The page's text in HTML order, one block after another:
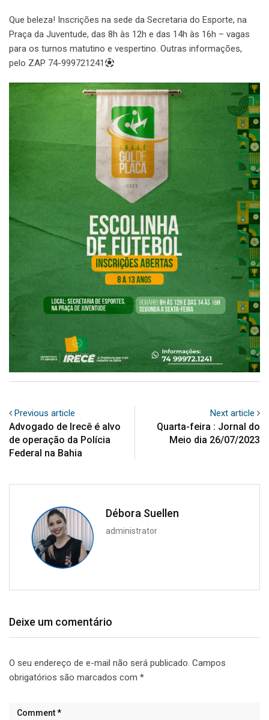
Que beleza! Inscrições na sede da Secretaria do Esporte, na
Praça da Juventude, das 8h às 12h e das 14h às 16h – vagas
para os turnos matutino e vespertino. Outras informações,
pelo ZAP 74-999721241
Previous article
Advogado de Irecê é alvo
de operação da Polícia
Federal na Bahia
Next article
Quarta-feira : Jornal do
Meio dia 26/07/2023
Débora Suellen
administrator
Deixe um comentário
O seu endereço de e-mail não será publicado. Campos
obrigatórios são marcados com *